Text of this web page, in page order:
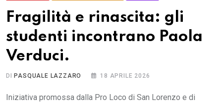
Fragilità e rinascita: gli
studenti incontrano Paola
Verduci.
DI PASQUALE LAZZARO 18 APRILE 2026
Iniziativa promossa dalla Pro Loco di San Lorenzo e di